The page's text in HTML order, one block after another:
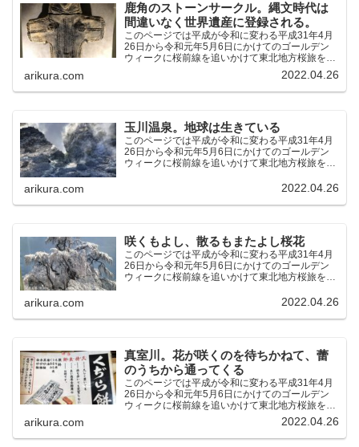
鹿角のストーンサークル。縄文時代は
間違いなく世界遺産に登録される。
このページでは平成が令和に変わる平成31年4月
26日から令和元年5月6日にかけてのゴールデン
ウィークに桜前線を追いかけて東北地方桜旅を車
中泊大遠征10泊11日した時の記録をまとめたも
のです。（結論）「桜前線なんてものはテレビの
中にしか存在し...
arikura.com 2022.04.26
玉川温泉。地球は生きている
このページでは平成が令和に変わる平成31年4月
26日から令和元年5月6日にかけてのゴールデン
ウィークに桜前線を追いかけて東北地方桜旅を車
のです。（結論）「桜前線なんてものはテレビの
arikura.com 2022.04.26
咲くもよし、散るもまたよし桜花
このページでは平成が令和に変わる平成31年4月
26日から令和元年5月6日にかけてのゴールデン
ウィークに桜前線を追いかけて東北地方桜旅を車
のです。（結論）「桜前線なんてものはテレビの
arikura.com 2022.04.26
真室川。花が咲くのを待ちかねて、蕾
のうちから通ってくる
このページでは平成が令和に変わる平成31年4月
26日から令和元年5月6日にかけてのゴールデン
ウィークに桜前線を追いかけて東北地方桜旅を車
中泊大遠征10泊11日した時の記録をまとめたも
のです。（結論）「桜前線なんてものはテレビの
中にしか存在し...
arikura.com 2022.04.26